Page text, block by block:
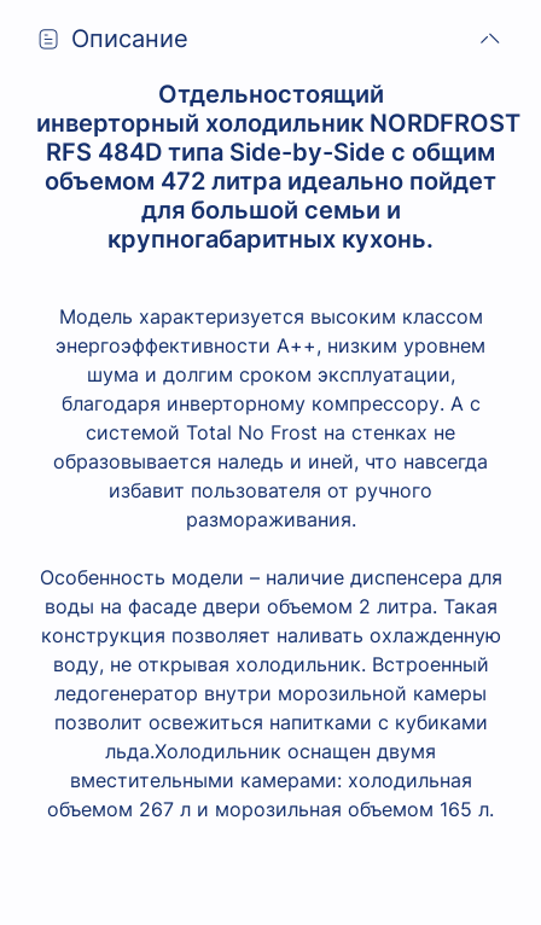
Описание
Отдельностоящий
инверторный холодильник NORDFROST
RFS 484D типа Side-by-Side с общим
объемом 472 литра идеально пойдет
для большой семьи и
крупногабаритных кухонь.
Модель характеризуется высоким классом
энергоэффективности А++, низким уровнем
шума и долгим сроком эксплуатации,
благодаря инверторному компрессору. А с
системой Total No Frost на стенках не
образовывается наледь и иней, что навсегда
избавит пользователя от ручного
размораживания.
Особенность модели – наличие диспенсера для
воды на фасаде двери объемом 2 литра. Такая
конструкция позволяет наливать охлажденную
воду, не открывая холодильник. Встроенный
ледогенератор внутри морозильной камеры
позволит освежиться напитками с кубиками
льда.Холодильник оснащен двумя
вместительными камерами: холодильная
объемом 267 л и морозильная объемом 165 л.